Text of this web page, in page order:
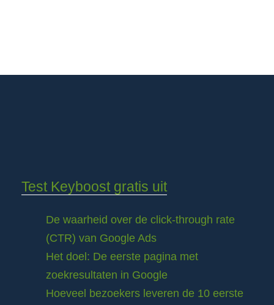
Test Keyboost gratis uit
De waarheid over de click-through rate
(CTR) van Google Ads
Het doel: De eerste pagina met
zoekresultaten in Google
Hoeveel bezoekers leveren de 10 eerste